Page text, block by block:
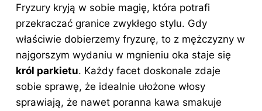
Fryzury kryją w sobie magię, która potrafi
przekraczać granice zwykłego stylu. Gdy
właściwie dobierzemy fryzurę, to z mężczyzny w
najgorszym wydaniu w mgnieniu oka staje się
król parkietu. Każdy facet doskonale zdaje
sobie sprawę, że idealnie ułożone włosy
sprawiają, że nawet poranna kawa smakuje